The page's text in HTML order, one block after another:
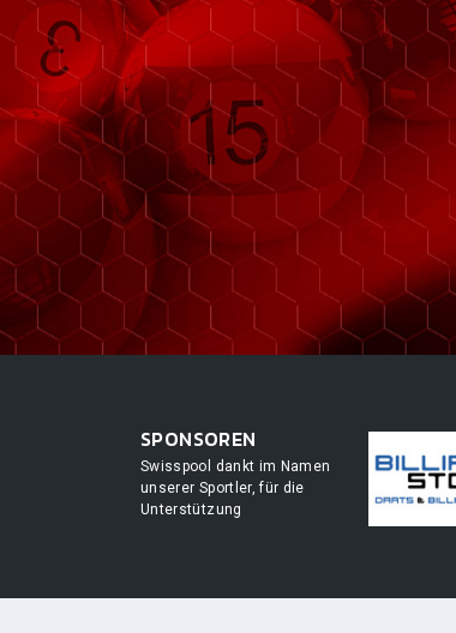
SPONSOREN
Swisspool dankt im Namen
unserer Sportler, für die
Unterstützung